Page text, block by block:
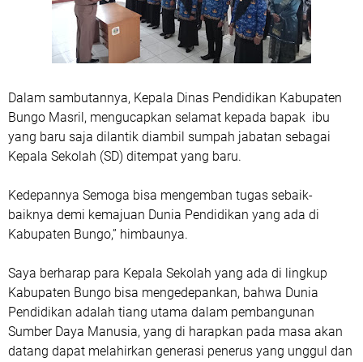
Dalam sambutannya, Kepala Dinas Pendidikan Kabupaten
Bungo Masril, mengucapkan selamat kepada bapak ibu
yang baru saja dilantik diambil sumpah jabatan sebagai
Kepala Sekolah (SD) ditempat yang baru.
Kedepannya Semoga bisa mengemban tugas sebaik-
baiknya demi kemajuan Dunia Pendidikan yang ada di
Kabupaten Bungo,” himbaunya.
Saya berharap para Kepala Sekolah yang ada di lingkup
Kabupaten Bungo bisa mengedepankan, bahwa Dunia
Pendidikan adalah tiang utama dalam pembangunan
Sumber Daya Manusia, yang di harapkan pada masa akan
datang dapat melahirkan generasi penerus yang unggul dan